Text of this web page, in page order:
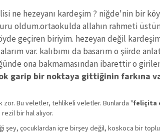
ne hezeyanı kardeşim ? niğde'nin bir
oldum.ortaokulda allahın rahmeti
geçiren biriyim. hezeyan değil
var. kalıbımı da basarım o şiirde
ona bakmamasından ibarettir o
garip bir noktaya gittiğinin farkına
zor. Bu veletler, tehlikeli veletler. Bunlarda "feliçita
bir hal alıyor.
çocuklardan içre birşey değil, koskoca bir